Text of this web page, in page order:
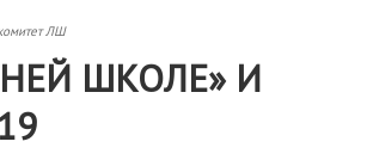
ЛШ
ШКОЛЕ» И